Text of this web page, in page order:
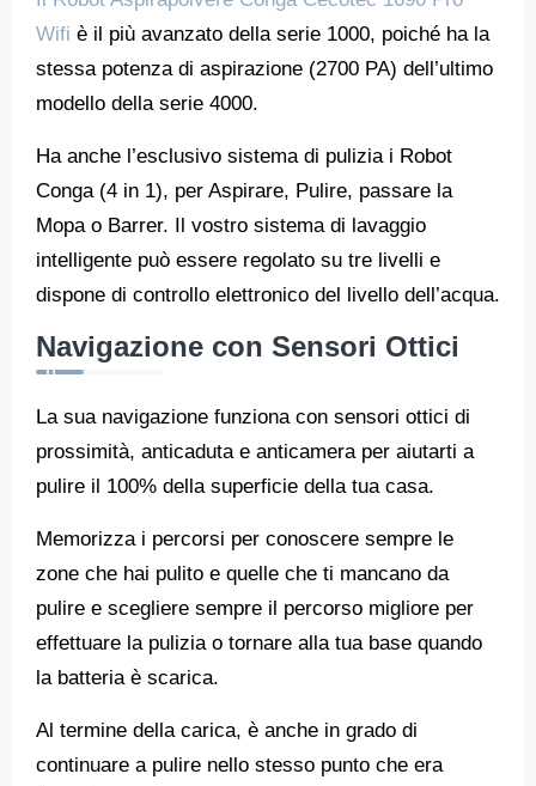
Wifi è il più avanzato della serie 1000, poiché ha la
stessa potenza di aspirazione (2700 PA) dell’ultimo
modello della serie 4000.
Ha anche l’esclusivo sistema di pulizia i Robot
Conga (4 in 1), per Aspirare, Pulire, passare la
Mopa o Barrer. Il vostro sistema di lavaggio
intelligente può essere regolato su tre livelli e
dispone di controllo elettronico del livello dell’acqua.
Navigazione con Sensori Ottici
La sua navigazione funziona con sensori ottici di
prossimità, anticaduta e anticamera per aiutarti a
pulire il 100% della superficie della tua casa.
Memorizza i percorsi per conoscere sempre le
zone che hai pulito e quelle che ti mancano da
pulire e scegliere sempre il percorso migliore per
effettuare la pulizia o tornare alla tua base quando
la batteria è scarica.
Al termine della carica, è anche in grado di
continuare a pulire nello stesso punto che era